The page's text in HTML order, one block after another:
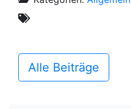
Alle Beiträge